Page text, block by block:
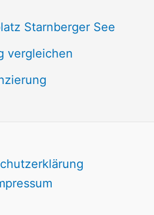
Starnberger See
vergleichen